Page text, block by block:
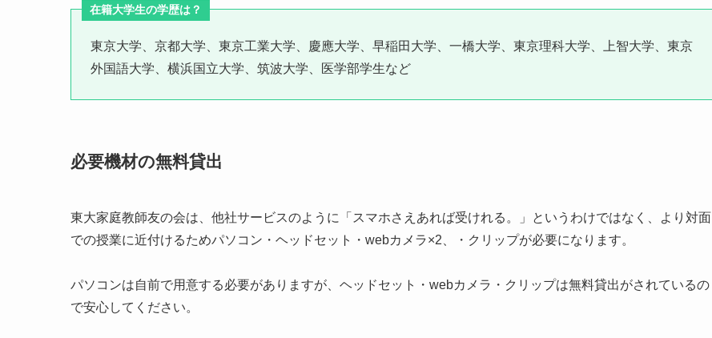
在籍大学生の学歴は？
東京大学、京都大学、東京工業大学、慶應大学、早稲田大学、一橋大学、東京理科大学、上智大学、東京
外国語大学、横浜国立大学、筑波大学、医学部学生など
必要機材の無料貸出
東大家庭教師友の会は、他社サービスのように「スマホさえあれば受けれる。」というわけではなく、より対面
での授業に近付けるためパソコン・ヘッドセット・webカメラ×2、・クリップが必要になります。
パソコンは自前で用意する必要がありますが、ヘッドセット・webカメラ・クリップは無料貸出がされているの
で安心してください。